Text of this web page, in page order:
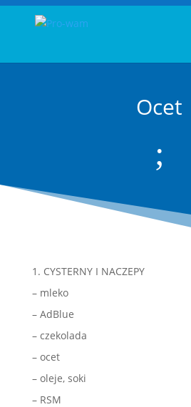
Ocet
;
1. CYSTERNY I NACZEPY
– mleko
– AdBlue
– czekolada
– ocet
– oleje, soki
– RSM